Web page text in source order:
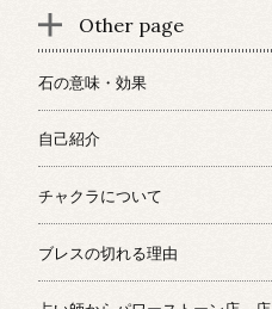
Other page
石の意味・効果
自己紹介
チャクラについて
ブレスの切れる理由